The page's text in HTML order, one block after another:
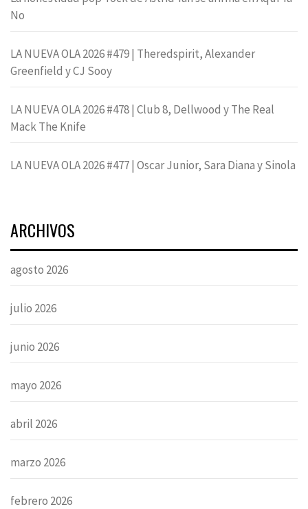
No
LA NUEVA OLA 2026 #479 | Theredspirit, Alexander
Greenfield y CJ Sooy
LA NUEVA OLA 2026 #478 | Club 8, Dellwood y The Real
Mack The Knife
LA NUEVA OLA 2026 #477 | Oscar Junior, Sara Diana y Sinola
ARCHIVOS
agosto 2026
julio 2026
junio 2026
mayo 2026
abril 2026
marzo 2026
febrero 2026